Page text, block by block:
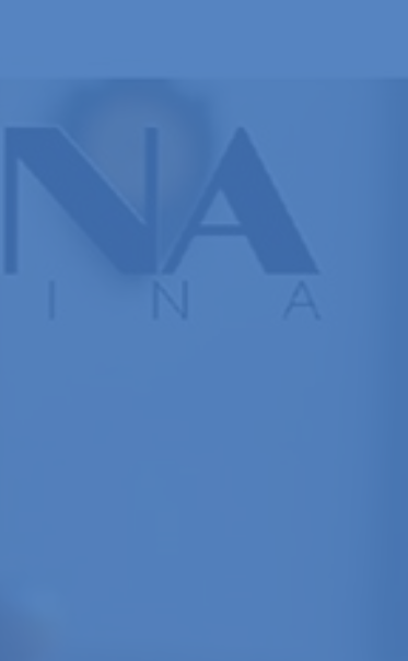
Aperte Enter para buscar ou Esq para fechar.